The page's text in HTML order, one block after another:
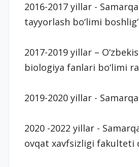
2016-2017 yillar -
tayyorlash bo‘limi
2017-2019 yillar –
biologiya fanlari bo‘limi
2019-2020 yillar -
2020 -2022 yillar -
ovqat xavfsizligi fakulteti